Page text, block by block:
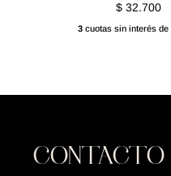
$ 32.700
3cuotas sin interés de
CONTACTO